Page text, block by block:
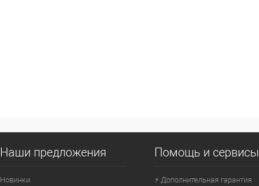
Наши предложения
Новинки
Помощь и сервисы
⚡ Дополнительная гарантия